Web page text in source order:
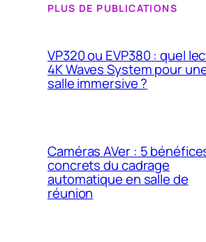
PLUS DE PUBLICATIONS
VP320 ou EVP380 : quel
4K Waves System pour
salle immersive ?
Caméras AVer : 5
concrets du cadrage
automatique en salle de
réunion